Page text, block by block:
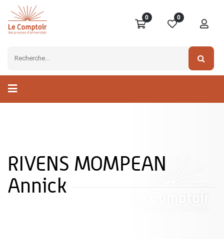
0 0
RIVENS MOMPEAN
Annick